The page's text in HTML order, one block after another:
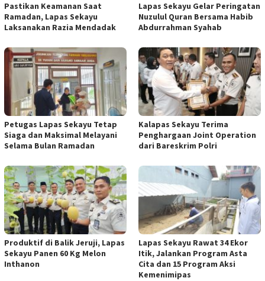
Pastikan Keamanan Saat
Ramadan, Lapas Sekayu
Laksanakan Razia Mendadak
Lapas Sekayu Gelar Peringatan
Nuzulul Quran Bersama Habib
Abdurrahman Syahab
Petugas Lapas Sekayu Tetap
Siaga dan Maksimal Melayani
Selama Bulan Ramadan
Kalapas Sekayu Terima
Penghargaan Joint Operation
dari Bareskrim Polri
Produktif di Balik Jeruji, Lapas
Sekayu Panen 60 Kg Melon
Inthanon
Lapas Sekayu Rawat 34 Ekor
Itik, Jalankan Program Asta
Cita dan 15 Program Aksi
Kemenimipas